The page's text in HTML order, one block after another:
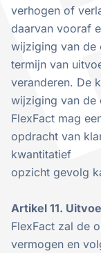
verhogen of
daarvan vooraf
wijziging van de
termijn van
veranderen. De
wijziging van de
FlexFact mag
opdracht van
kwantitatief
opzicht gevolg
Artikel 11.
FlexFact zal de
vermogen en